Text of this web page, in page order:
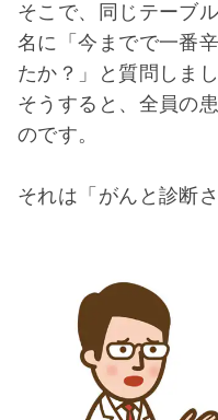
そこで、同じテーブ
名に「今までで一番
たか？」と質問しまし
そうすると、全員の
のです。
それは「がんと診断